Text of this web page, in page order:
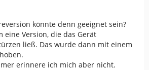
könnte denn geeignet sein?
eine Version, die das Gerät
ließ. Das wurde dann mit einem
erinnere ich mich aber nicht.